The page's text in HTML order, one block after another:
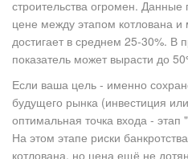
строительства огромен. Данные
цене между этапом котлована
достигает в среднем 25-30%. В
показатель может вырасти до
Если ваша цель - именно
будущего рынка (инвестиция
оптимальная точка входа - этап
На этом этапе риски
котлована, но цена ещё не